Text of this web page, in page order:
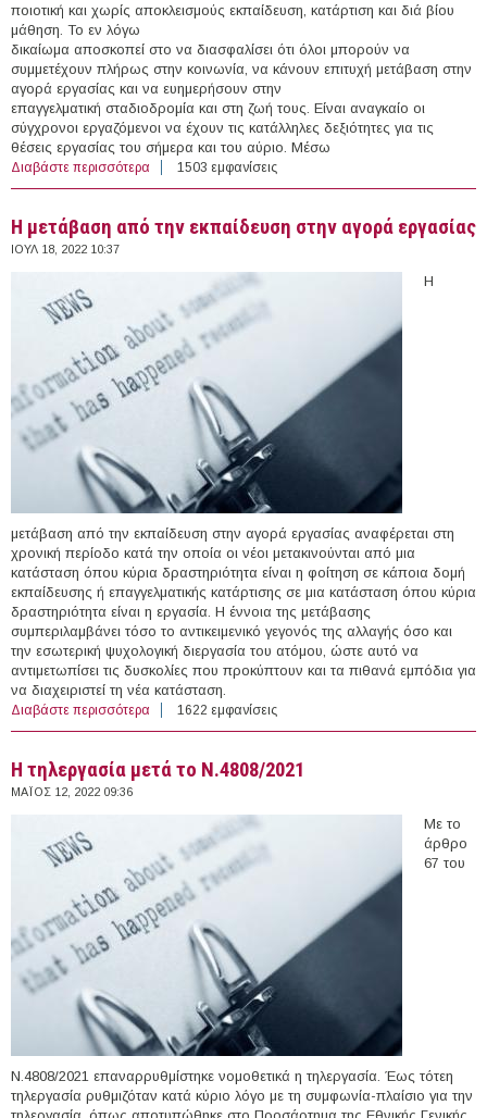
ποιοτική και χωρίς αποκλεισμούς εκπαίδευση, κατάρτιση και διά βίου
μάθηση. Το εν λόγω
δικαίωμα αποσκοπεί στο να διασφαλίσει ότι όλοι μπορούν να
συμμετέχουν πλήρως στην κοινωνία, να κάνουν επιτυχή μετάβαση στην
αγορά εργασίας και να ευημερήσουν στην
επαγγελματική σταδιοδρομία και στη ζωή τους. Είναι αναγκαίο οι
σύγχρονοι εργαζόμενοι να έχουν τις κατάλληλες δεξιότητες για τις
θέσεις εργασίας του σήμερα και του αύριο. Μέσω
Διαβάστε περισσότερα για Σχολές επαγγελματικής εκπαίδευσης και κατάρτισης
για αποφοίτους υποχρεωτικής εκπαίδευσης
1503 εμφανίσεις
Η μετάβαση από την εκπαίδευση στην αγορά εργασίας
ΙΟΥΛ 18, 2022 10:37
Η
μετάβαση από την εκπαίδευση στην αγορά εργασίας αναφέρεται στη
χρονική περίοδο κατά την οποία οι νέοι μετακινούνται από μια
κατάσταση όπου κύρια δραστηριότητα είναι η φοίτηση σε κάποια δομή
εκπαίδευσης ή επαγγελματικής κατάρτισης σε μια κατάσταση όπου κύρια
δραστηριότητα είναι η εργασία. Η έννοια της μετάβασης
συμπεριλαμβάνει τόσο το αντικειμενικό γεγονός της αλλαγής όσο και
την εσωτερική ψυχολογική διεργασία του ατόμου, ώστε αυτό να
αντιμετωπίσει τις δυσκολίες που προκύπτουν και τα πιθανά εμπόδια για
να διαχειριστεί τη νέα κατάσταση.
Διαβάστε περισσότερα για Η μετάβαση από την εκπαίδευση στην αγορά
εργασίας
1622 εμφανίσεις
Η τηλεργασία μετά το Ν.4808/2021
ΜΆΙΟΣ 12, 2022 09:36
Με το
άρθρο
67 του
Ν.4808/2021 επαναρρυθμίστηκε νομοθετικά η τηλεργασία. Έως τότεη
τηλεργασία ρυθμιζόταν κατά κύριο λόγο με τη συμφωνία-πλαίσιο για την